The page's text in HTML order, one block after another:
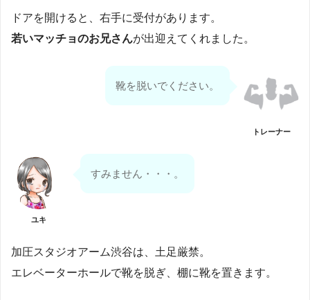
ドアを開けると、右手に受付があります。
若いマッチョのお兄さんが出迎えてくれました。
靴を脱いでください。
トレーナー
ユキ
すみません・・・。
加圧スタジオアーム渋谷は、土足厳禁。
エレベーターホールで靴を脱ぎ、棚に靴を置きます。